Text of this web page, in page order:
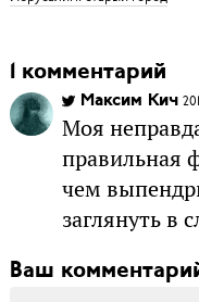
1 комментарий
Максим Кич
Моя
правильная
чем
заглянуть в
Ваш